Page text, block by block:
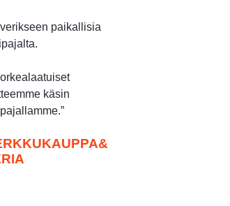
paikallisia
käsin